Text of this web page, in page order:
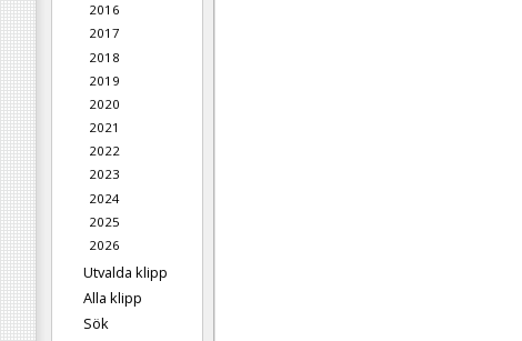
2016
2017
2018
2019
2020
2021
2022
2023
2024
2025
2026
Utvalda klipp
Alla klipp
Sök